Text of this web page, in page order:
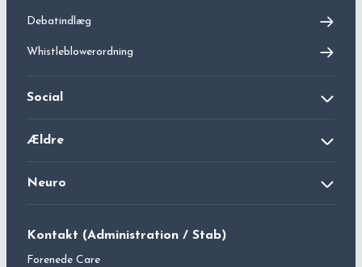
Debatindlæg
Whistleblowerordning
Social
Bjæverskovhus Kvindekrisecenter
Carolinesminde LGBT+ og Kvindekrisecenter
Ældre
Langagergård Plejecenter
Christians Have Plejecenter
Neuro
Kontakt (Administration / Stab)
Forenede Care